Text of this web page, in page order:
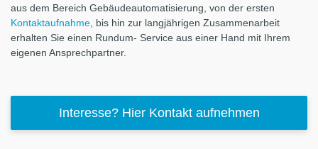
aus dem Bereich Gebäudeautomatisierung, von der ersten
Kontaktaufnahme, bis hin zur langjährigen Zusammenarbeit
erhalten Sie einen Rundum- Service aus einer Hand mit Ihrem
eigenen Ansprechpartner.
Interesse? Hier Kontakt aufnehmen